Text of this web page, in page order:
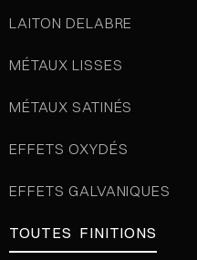
LAITON DELABRE
MÉTAUX LISSES
MÉTAUX SATINÉS
EFFETS OXYDÉS
EFFETS GALVANIQUES
TOUTES FINITIONS